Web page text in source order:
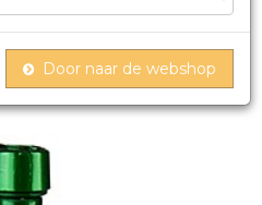
Door naar de webshop